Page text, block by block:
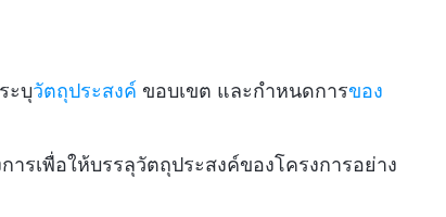
ะบุวัตถุประสงค์ ขอบเขต และกำหนดการของ
รเพื่อให้บรรลุวัตถุประสงค์ของโครงการอย่าง